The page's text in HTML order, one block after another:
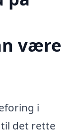
være
i
til det rette